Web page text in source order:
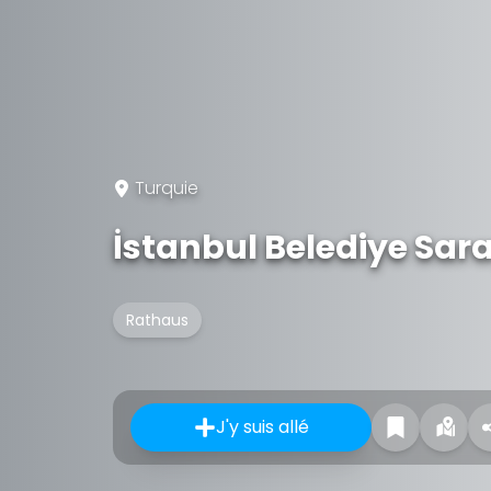
Turquie
İstanbul Belediye
Rathaus
J'y suis allé